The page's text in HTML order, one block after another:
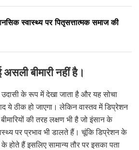
स्वास्थ्य पर पितृसत्तात्मक समाज की
बीमारी नहीं है।
उदासी के रूप में देखा जाता है और यह सोचा
ये ठीक हो जाएगा। लेकिन वास्तव में डिप्रेशन
की तरह लक्षण भी है जो इंसान के
पर प्रभाव भी डालते हैं। चूंकि डिप्रेशन के
हैं इसलिए सामान्य तौर पर इसका पता